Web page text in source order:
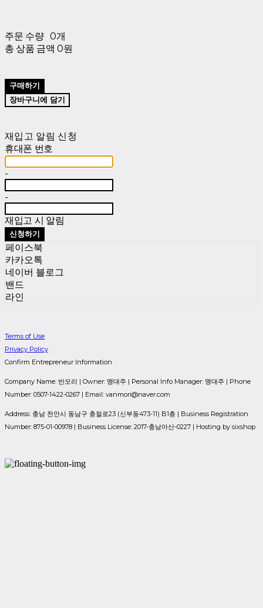
주문 수량 0개
총 상품 금액 0원
구매하기
장바구니에 담기
재입고 알림 신청
휴대폰 번호
-
-
재입고 시 알림
신청하기
페이스북
카카오톡
네이버 블로그
밴드
라인
Terms of Use
Privacy Policy
Confirm Entrepreneur Information
Company Name: 반모리 | Owner: 맹대주 | Personal Info Manager: 맹대주 | Phone
Number: 0507-1422-0267 | Email: vanmori@naver.com
Address: 충남 천안시 동남구 충절로23 (신부동473-11) B1층 | Business Registration
Number: 875-01-00978 | Business License: 2017-충남아산-0227 | Hosting by sixshop